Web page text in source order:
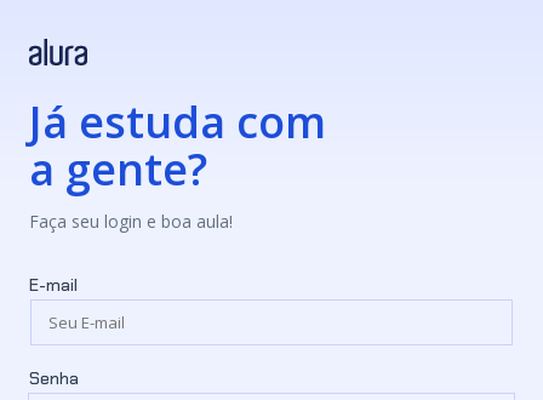
Já estuda com
a gente?
Faça seu login e boa aula!
E-mail
Senha